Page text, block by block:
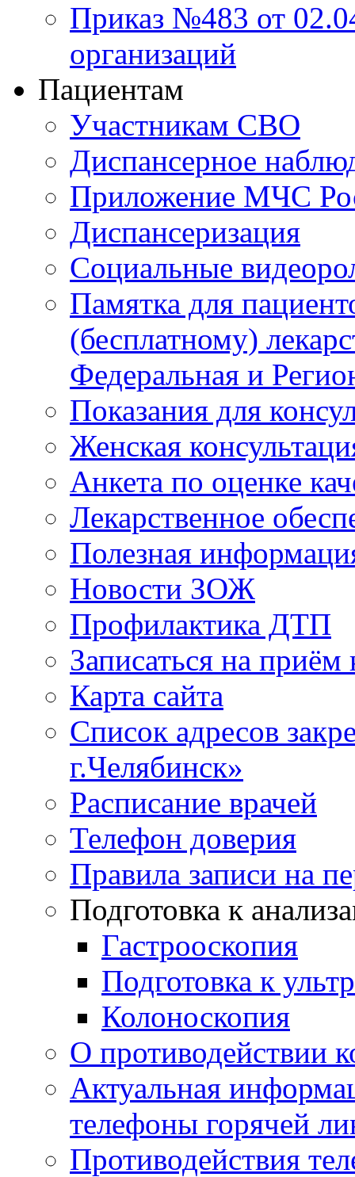
Приказ №483 от
организаций
Пациентам
Участникам СВО
Диспансерное
Приложение МЧС
Диспансеризация
Социальные
Памятка для
(бесплатному)
Федеральная и
Показания для
Женская
Анкета по оценке
Лекарственное
Полезная
Новости ЗОЖ
Профилактика ДТП
Записаться на приём
Карта сайта
Список адресов
г.Челябинск»
Расписание врачей
Телефон доверия
Правила записи на
Подготовка к
Гастрооскопия
Подготовка к
Колоноскопия
О противодействии
Актуальная
телефоны горячей
Противодействия